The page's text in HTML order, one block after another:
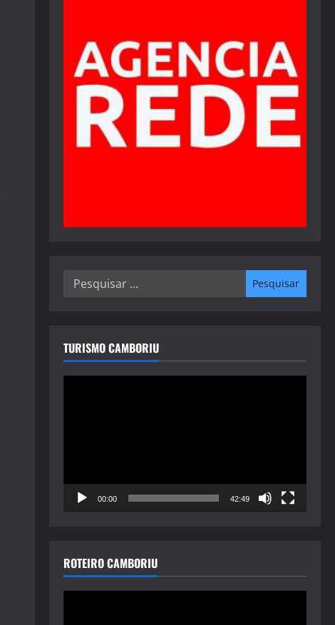
Pesquisar
TURISMO CAMBORIU
00:00 42:49
ROTEIRO CAMBORIU